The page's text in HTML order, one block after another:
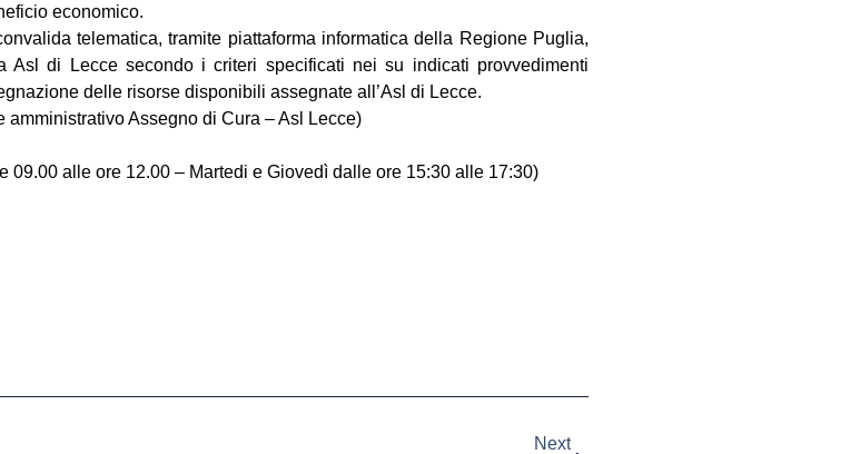
economico.
telematica, tramite piattaforma informatica della Regione Puglia,
Asl di Lecce secondo i criteri specificati nei su indicati provvedimenti
delle risorse disponibili assegnate all’Asl di Lecce.
Assegno di Cura – Asl Lecce)
09.00 alle ore 12.00 – Martedi e Giovedì dalle ore 15:30 alle 17:30)
Next